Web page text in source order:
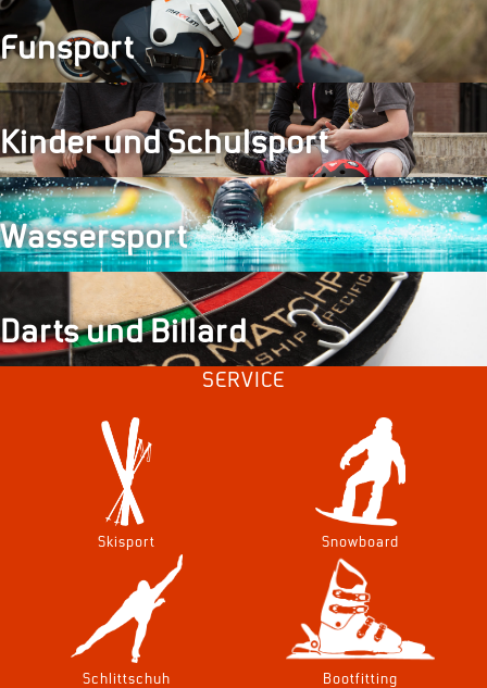
Funsport
Kinder und Schulsport
Wassersport
Darts und Billard
SERVICE
Skisport Snowboard
Schlittschuh Bootfitting